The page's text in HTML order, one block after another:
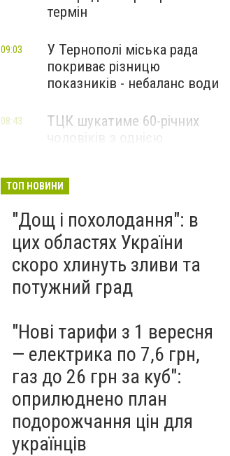
термін
У Тернополі міська рада
покриває різницю
показників - небаланс води
09:03
ТЦК шукатиме 60-річних
людей: 5 категорій
08:43
ТОП НОВИНИ
"Дощ і похолодання": в
цих областях України
скоро хлинуть зливи та
потужний град
"Нові тарифи з 1 вересня
— електрика по 7,6 грн,
газ до 26 грн за куб":
оприлюднено план
подорожчання цін для
українців